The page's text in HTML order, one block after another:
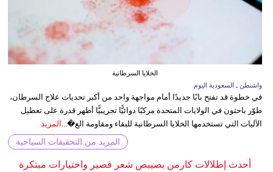
الخلايا السرطانية
واشنطن ـ السعودية اليوم
في خطوة قد تفتح بابًا جديدًا أمام مواجهة واحد من أكبر تحديات علاج السرطان،
طوّر باحثون في الولايات المتحدة مركبًا دوائيًّا تجريبيًّا أظهر قدرة على تعطيل
الآليات التي تستخدمها الخلايا السرطانية للبقاء ومقاومة الع�... المزيد
المزيد من التحقيقات السياحية
أحدث إطلالات كارمن بصيبص شعر قصير واختيارات مبتكرة